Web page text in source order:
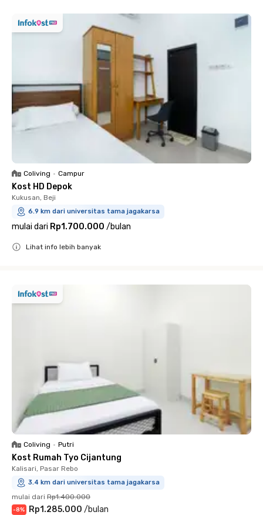
Coliving • Campur
Kost HD Depok
Kukusan, Beji
6.9 km dari universitas tama jagakarsa
mulai dari Rp1.700.000 /bulan
Lihat info lebih banyak
Coliving • Putri
Kost Rumah Tyo Cijantung
Kalisari, Pasar Rebo
3.4 km dari universitas tama jagakarsa
mulai dari Rp1.400.000
-8% Rp1.285.000 /bulan